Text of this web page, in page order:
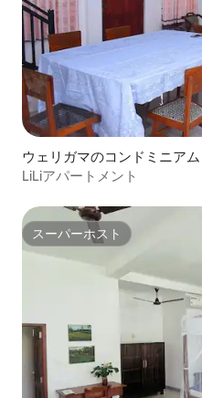
ウェリガマのコンドミニアム
LiLiアパートメント
スーパーホスト
スーパーホスト